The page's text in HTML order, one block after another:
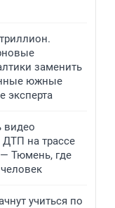
заменить
южные
эксперта
видео
ДТП на трассе
— Тюмень, где
учиться по